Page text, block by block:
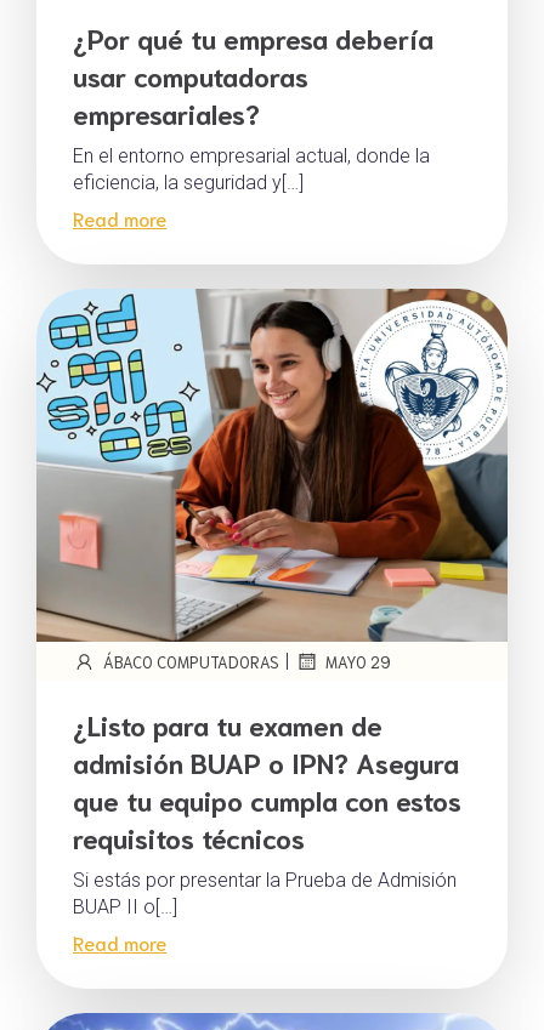
¿Por qué tu empresa debería
usar computadoras
empresariales?
En el entorno empresarial actual, donde la
eficiencia, la seguridad y[…]
Read more
ÁBACO COMPUTADORAS | MAYO 29
¿Listo para tu examen de
admisión BUAP o IPN? Asegura
que tu equipo cumpla con estos
requisitos técnicos
Si estás por presentar la Prueba de Admisión
BUAP II o[…]
Read more